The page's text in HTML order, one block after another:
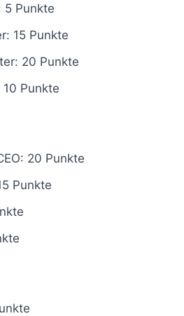
5 Punkte
15 Punkte
20 Punkte
Punkte
20 Punkte
Punkte